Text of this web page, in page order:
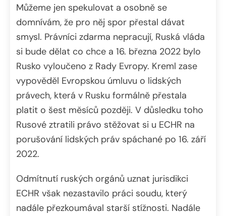
Můžeme jen spekulovat a osobně se
domnívám, že pro něj spor přestal dávat
smysl. Právníci zdarma nepracují, Ruská vláda
si bude dělat co chce a 16. března 2022 bylo
Rusko vyloučeno z Rady Evropy. Kreml zase
vypověděl Evropskou úmluvu o lidských
právech, která v Rusku formálně přestala
platit o šest měsíců později. V důsledku toho
Rusové ztratili právo stěžovat si u ECHR na
porušování lidských práv spáchané po 16. září
2022.
Odmítnutí ruských orgánů uznat jurisdikci
ECHR však nezastavilo práci soudu, který
nadále přezkoumával starší stížnosti. Nadále